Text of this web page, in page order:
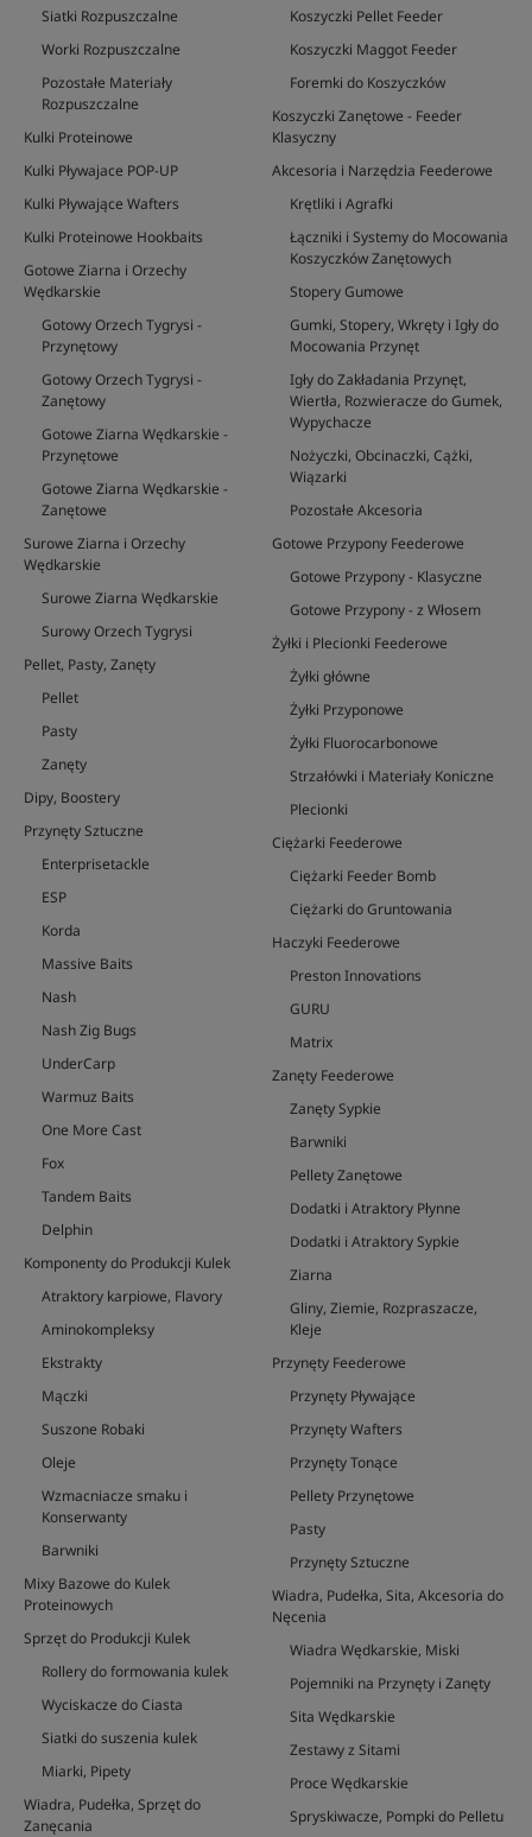
Siatki Rozpuszczalne
Worki Rozpuszczalne
Pozostałe Materiały
Rozpuszczalne
Kulki Proteinowe
Kulki Pływajace POP-UP
Kulki Pływające Wafters
Kulki Proteinowe Hookbaits
Gotowe Ziarna i Orzechy
Wędkarskie
Gotowy Orzech Tygrysi -
Przynętowy
Gotowy Orzech Tygrysi -
Zanętowy
Gotowe Ziarna Wędkarskie -
Przynętowe
Gotowe Ziarna Wędkarskie -
Zanętowe
Surowe Ziarna i Orzechy
Wędkarskie
Surowe Ziarna Wędkarskie
Surowy Orzech Tygrysi
Pellet, Pasty, Zanęty
Pellet
Pasty
Zanęty
Dipy, Boostery
Przynęty Sztuczne
Enterprisetackle
ESP
Korda
Massive Baits
Nash
Nash Zig Bugs
UnderCarp
Warmuz Baits
One More Cast
Fox
Tandem Baits
Delphin
Komponenty do Produkcji Kulek
Atraktory karpiowe, Flavory
Aminokompleksy
Ekstrakty
Mączki
Suszone Robaki
Oleje
Wzmacniacze smaku i
Konserwanty
Barwniki
Mixy Bazowe do Kulek
Proteinowych
Sprzęt do Produkcji Kulek
Rollery do formowania kulek
Wyciskacze do Ciasta
Siatki do suszenia kulek
Miarki, Pipety
Wiadra, Pudełka, Sprzęt do
Zanęcania
Koszyczki Pellet Feeder
Koszyczki Maggot Feeder
Foremki do Koszyczków
Koszyczki Zanętowe - Feeder
Klasyczny
Akcesoria i Narzędzia Feederowe
Krętliki i Agrafki
Łączniki i Systemy do Mocowania
Koszyczków Zanętowych
Stopery Gumowe
Gumki, Stopery, Wkręty i Igły do
Mocowania Przynęt
Igły do Zakładania Przynęt,
Wiertła, Rozwieracze do Gumek,
Wypychacze
Nożyczki, Obcinaczki, Cążki,
Wiązarki
Pozostałe Akcesoria
Gotowe Przypony Feederowe
Gotowe Przypony - Klasyczne
Gotowe Przypony - z Włosem
Żyłki i Plecionki Feederowe
Żyłki główne
Żyłki Przyponowe
Żyłki Fluorocarbonowe
Strzałówki i Materiały Koniczne
Plecionki
Ciężarki Feederowe
Ciężarki Feeder Bomb
Ciężarki do Gruntowania
Haczyki Feederowe
Preston Innovations
GURU
Matrix
Zanęty Feederowe
Zanęty Sypkie
Barwniki
Pellety Zanętowe
Dodatki i Atraktory Płynne
Dodatki i Atraktory Sypkie
Ziarna
Gliny, Ziemie, Rozpraszacze,
Kleje
Przynęty Feederowe
Przynęty Pływające
Przynęty Wafters
Przynęty Tonące
Pellety Przynętowe
Pasty
Przynęty Sztuczne
Wiadra, Pudełka, Sita, Akcesoria do
Nęcenia
Wiadra Wędkarskie, Miski
Pojemniki na Przynęty i Zanęty
Sita Wędkarskie
Zestawy z Sitami
Proce Wędkarskie
Spryskiwacze, Pompki do Pelletu